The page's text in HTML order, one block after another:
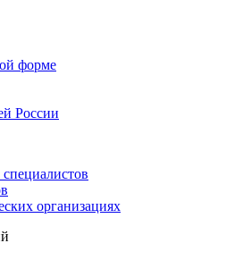
форме
России
организациях